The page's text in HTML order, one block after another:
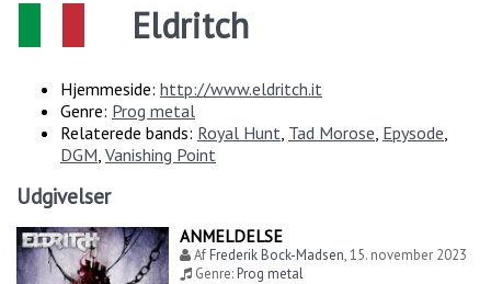
Eldritch
Hjemmeside: http://www.eldritch.it
Genre: Prog metal
Relaterede bands: Royal Hunt Tad Morose Epysode
DGM Vanishing Point
Udgivelser
ANMELDELSE
AfFrederik Bock-Madsen,15. november 2023
Genre:Prog metal